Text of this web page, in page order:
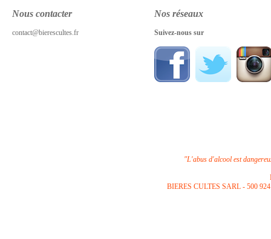
Nous contacter
contact@bierescultes.fr
Nos réseaux
Suivez-nous sur
"L'abus d'alcool est
BIERES CULTES SARL - 500